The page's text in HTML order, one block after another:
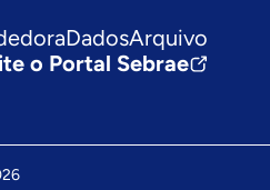
DadosArquivo
o Portal Sebrae